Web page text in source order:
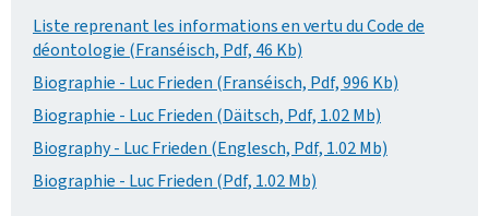
Liste reprenant les informations en vertu du Code de
déontologie (Franséisch, Pdf, 46 Kb)
Biographie - Luc Frieden (Franséisch, Pdf, 996 Kb)
Biographie - Luc Frieden (Däitsch, Pdf, 1.02 Mb)
Biography - Luc Frieden (Englesch, Pdf, 1.02 Mb)
Biographie - Luc Frieden (Pdf, 1.02 Mb)